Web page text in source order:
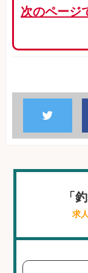
次のページ
「
求